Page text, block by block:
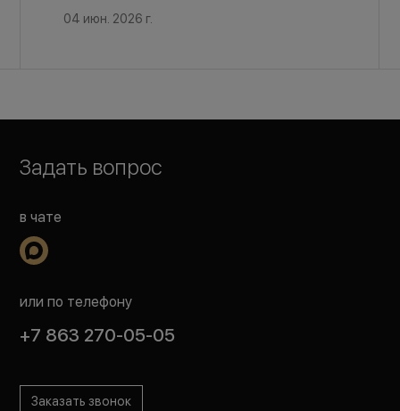
04 июн. 2026 г.
Задать вопрос
в чате
или по телефону
+7 863 270-05-05
Заказать звонок